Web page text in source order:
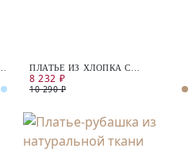
ПЛАТЬЕ ИЗ ХЛОПКА С
ВОРОТНИКОМ ПОЛО
8 232 ₽
10 290 ₽